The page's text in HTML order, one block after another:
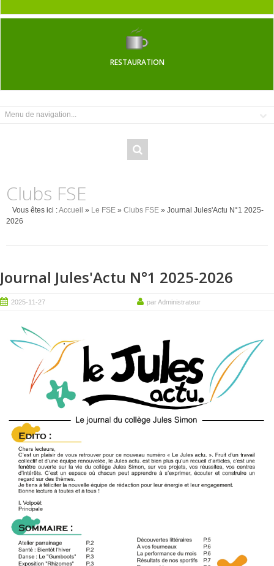
RESTAURATION
Clubs FSE
Vous êtes ici :Accueil » Le FSE » Clubs FSE » Journal Jules'Actu N°1 2025-
2026
Journal Jules'Actu N°1 2025-2026
2025-11-27 par Administrateur